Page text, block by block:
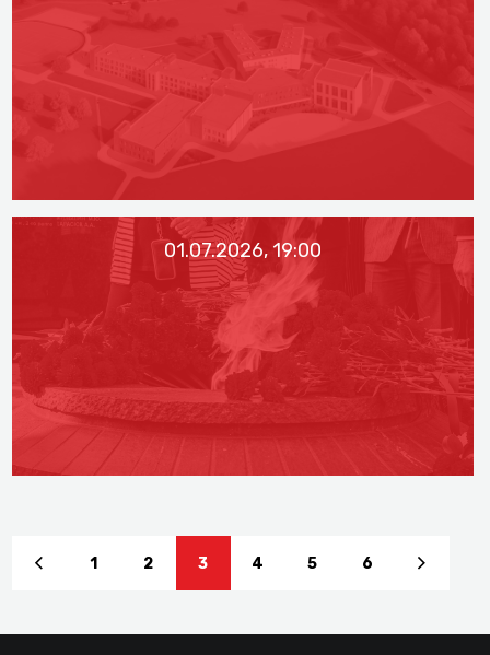
01.07.2026, 19:00
1 2 3 4 5 6